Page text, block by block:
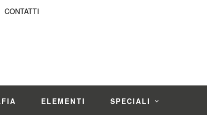
CONTATTI
ELEMENTI SPECIALI